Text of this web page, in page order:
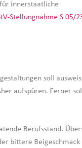
innerstaatliche
Stellungnahme S 05/
soll
aufspüren. Ferner
Berufsstand.
bittere Beigeschmack